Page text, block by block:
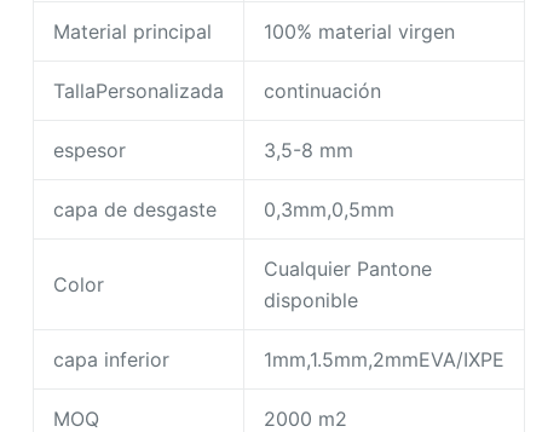
Material principal 100% material virgen
TallaPersonalizada continuación
espesor 3,5-8 mm
capa de desgaste 0,3mm,0,5mm
Color
Cualquier Pantone
disponible
capa inferior 1mm,1.5mm,2mmEVA/IXPE
MOQ 2000 m2